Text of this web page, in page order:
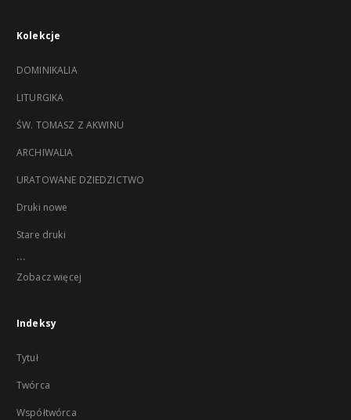
Kolekcje
DOMINIKALIA
LITURGIKA
ŚW. TOMASZ Z AKWINU
ARCHIWALIA
URATOWANE DZIEDZICTWO
Druki nowe
Stare druki
...
Zobacz więcej
Indeksy
Tytuł
Twórca
Współtwórca